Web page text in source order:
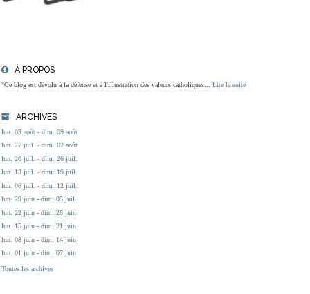
À PROPOS
"Ce blog est dévolu à la défense et à l'illustration des valeurs catholiques... Lire la suite
ARCHIVES
lun. 03 août - dim. 09 août
lun. 27 juil. - dim. 02 août
lun. 20 juil. - dim. 26 juil.
lun. 13 juil. - dim. 19 juil.
lun. 06 juil. - dim. 12 juil.
lun. 29 juin - dim. 05 juil.
lun. 22 juin - dim. 28 juin
lun. 15 juin - dim. 21 juin
lun. 08 juin - dim. 14 juin
lun. 01 juin - dim. 07 juin
Toutes les archives